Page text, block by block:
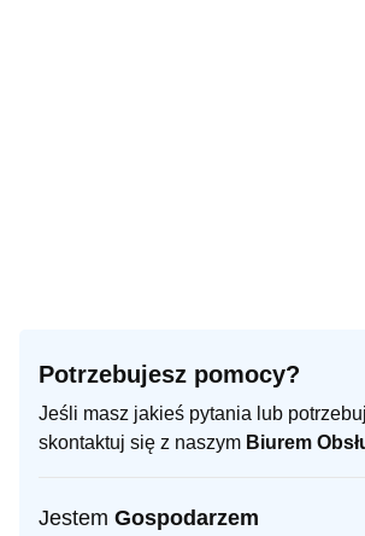
Potrzebujesz pomocy?
Jeśli masz jakieś pytania lub
skontaktuj się z naszym Biurem
Jestem Gospodarzem